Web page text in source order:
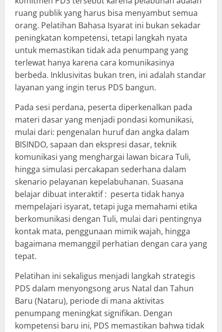
ruang publik yang harus bisa menyambut semua
orang. Pelatihan Bahasa Isyarat ini bukan sekadar
peningkatan kompetensi, tetapi langkah nyata
untuk memastikan tidak ada penumpang yang
terlewat hanya karena cara komunikasinya
berbeda. Inklusivitas bukan tren, ini adalah standar
layanan yang ingin terus PDS bangun.
Pada sesi perdana, peserta diperkenalkan pada
materi dasar yang menjadi pondasi komunikasi,
mulai dari: pengenalan huruf dan angka dalam
BISINDO, sapaan dan ekspresi dasar, teknik
komunikasi yang menghargai lawan bicara Tuli,
hingga simulasi percakapan sederhana dalam
skenario pelayanan kepelabuhanan. Suasana
belajar dibuat interaktif : peserta tidak hanya
mempelajari isyarat, tetapi juga memahami etika
berkomunikasi dengan Tuli, mulai dari pentingnya
kontak mata, penggunaan mimik wajah, hingga
bagaimana memanggil perhatian dengan cara yang
tepat.
Pelatihan ini sekaligus menjadi langkah strategis
PDS dalam menyongsong arus Natal dan Tahun
Baru (Nataru), periode di mana aktivitas
penumpang meningkat signifikan. Dengan
kompetensi baru ini, PDS memastikan bahwa tidak